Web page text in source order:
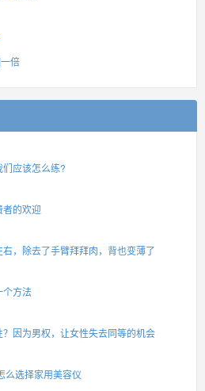
倍
应该怎么练?
的欢迎
，除去了手臂拜拜肉，背也变薄了
个方法
因为男权，让女性失去同等的机会
么选择家用美容仪